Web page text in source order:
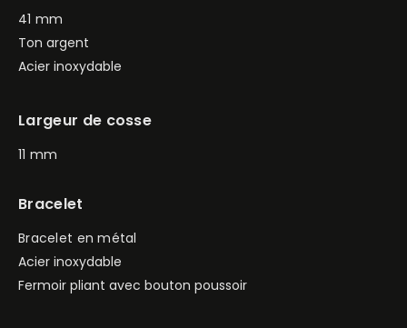
41 mm
Ton argent
Acier inoxydable
Largeur de cosse
11 mm
Bracelet
Bracelet en métal
Acier inoxydable
Fermoir pliant avec bouton poussoir